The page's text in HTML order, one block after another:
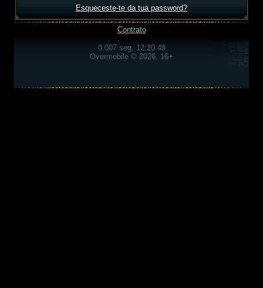
Esqueceste-te da tua password?
Contrato
0.007 seg, 12:20:49
Overmobile © 2026, 16+